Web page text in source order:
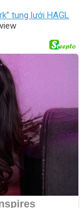
tung lưới HAGL